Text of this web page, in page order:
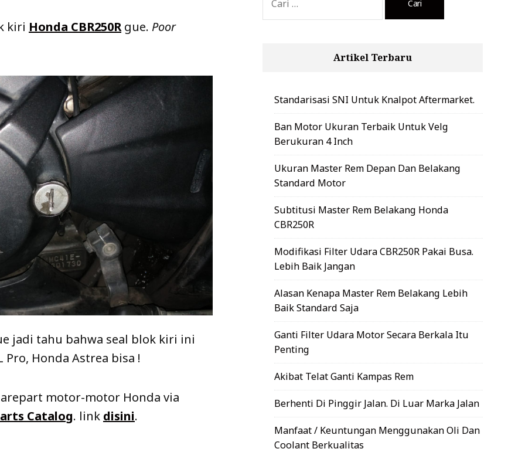
kiri Honda CBR250Rgue. Poor
jadi tahu bahwa seal blok kiri ini
Honda Astrea bisa !
motor-motor Honda via
Catalog. link disini.
untuk:
Artikel Terbaru
Standarisasi SNI Untuk Knalpot Aftermarket.
Ban Motor Ukuran Terbaik Untuk Velg
Berukuran 4 Inch
Ukuran Master Rem Depan Dan Belakang
Standard Motor
Subtitusi Master Rem Belakang Honda
CBR250R
Modifikasi Filter Udara CBR250R Pakai Busa.
Lebih Baik Jangan
Alasan Kenapa Master Rem Belakang Lebih
Baik Standard Saja
Ganti Filter Udara Motor Secara Berkala Itu
Penting
Akibat Telat Ganti Kampas Rem
Berhenti Di Pinggir Jalan. Di Luar Marka Jalan
Manfaat / Keuntungan Menggunakan Oli Dan
Coolant Berkualitas